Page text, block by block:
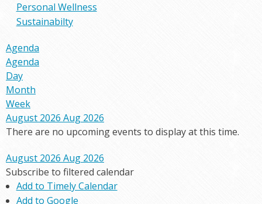
Personal Wellness
Sustainabilty
Agenda
Agenda
Day
Month
Week
August 2026 Aug 2026
There are no upcoming events to display at this time.
August 2026 Aug 2026
Subscribe to filtered calendar
Add to Timely Calendar
Add to Google